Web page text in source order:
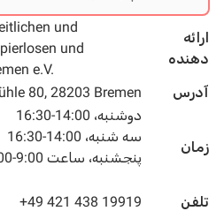
und
papierlosen und
Bremen e.V.
80, 28203 Bremen
دوشنبه، 14:00-16:30
سه شنبه، 14:00-16:30
پنجشنبه، ساعت 9:00-12:00
+49 421 438 19919